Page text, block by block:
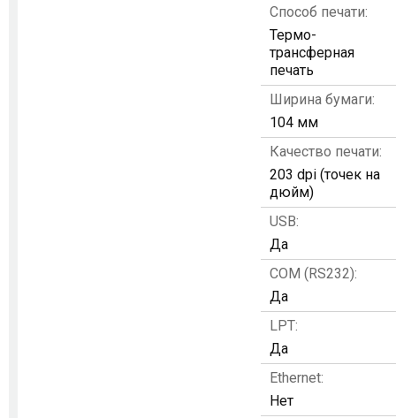
Способ печати:
Термо-
трансферная
печать
Ширина бумаги:
104 мм
Качество печати:
203 dpi (точек на
дюйм)
USB:
Да
COM (RS232):
Да
LPT:
Да
Ethernet:
Нет